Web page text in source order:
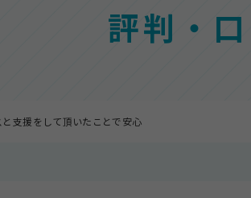
評判・
支援をして頂いたことで安心